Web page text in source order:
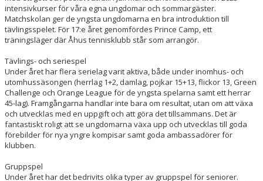
intensivkurser för våra egna ungdomar och sommargäster.
Matchskolan ger de yngsta ungdomarna en bra introduktion till
tävlingsspelet. För 17:e året genomfördes Prince Camp, ett
träningsläger där Åhus tennisklubb står som arrangör.
Tävlings- och seriespel
Under året har flera serielag varit aktiva, både under inomhus- och
utomhussäsongen (herrlag 1+2, damlag, pojkar 15+13, flickor 13, Green
Challenge och Orange League för de yngsta spelarna samt ett herrar
45-lag). Framgångarna handlar inte bara om resultat, utan om att växa
och utvecklas med en uppgift och att göra det tillsammans. Det är
fantastiskt roligt att se ungdomarna växa upp och utvecklas till goda
förebilder för nya yngre kompisar samt goda ambassadörer för
klubben.
Gruppspel
Under året har det bedrivits olika typer av gruppspel för seniorer.